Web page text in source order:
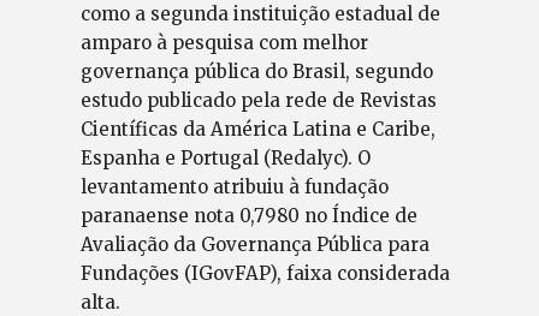
como a segunda instituição estadual de
amparo à pesquisa com melhor
governança pública do Brasil, segundo
estudo publicado pela rede de Revistas
Científicas da América Latina e Caribe,
Espanha e Portugal (Redalyc). O
levantamento atribuiu à fundação
paranaense nota 0,7980 no Índice de
Avaliação da Governança Pública para
Fundações (IGovFAP), faixa considerada
alta.